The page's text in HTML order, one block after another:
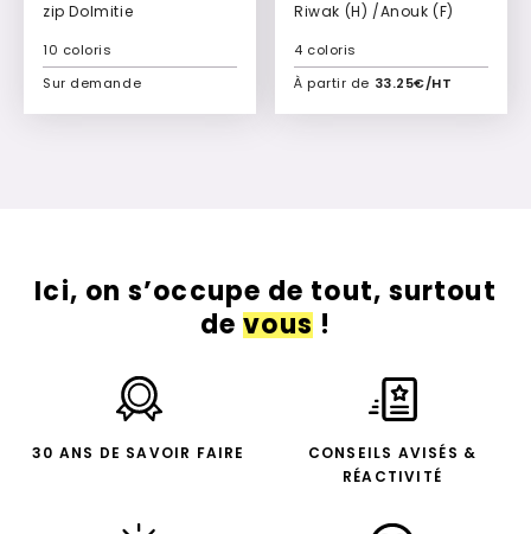
zip Dolmitie
Sur demande
10 coloris
Ajouter à mon devis
Riwak (H) /Anouk (F)
À partir de 33.25€/HT
4 coloris
Ajouter à mon devis
Ici, on s’occupe de tout, surtout
devous!
30 ANS DE SAVOIR FAIRE
CONSEILS AVISÉS &
RÉACTIVITÉ